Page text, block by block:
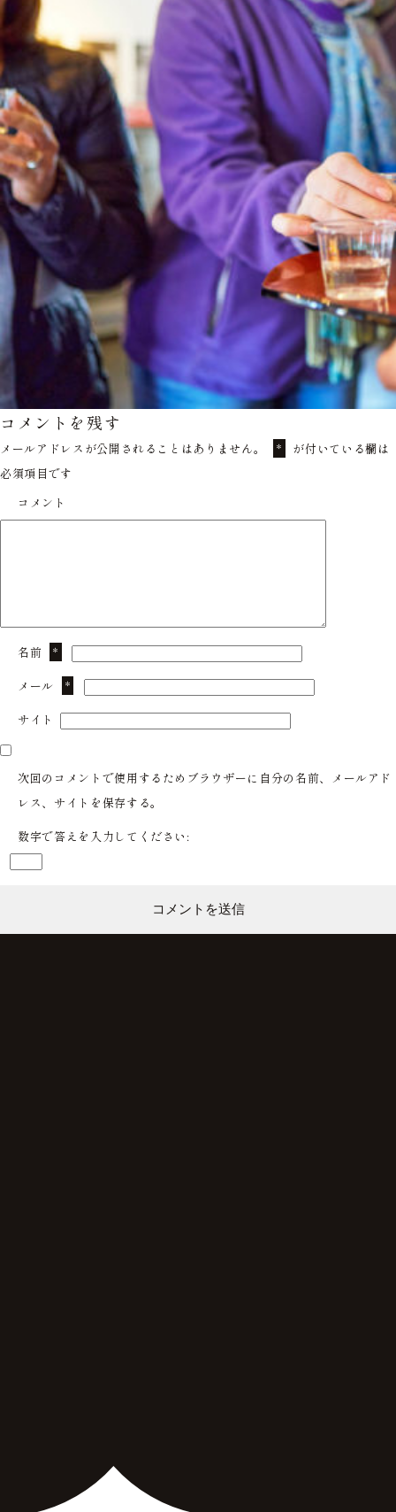
コメントを残す
メールアドレスが公開されることはありません。 *
が付いている欄は
必須項目です
コメント
名前 *
メール *
サイト
次回のコメントで使用するためブラウザーに自分の名前、メールアド
レス、サイトを保存する。
数字で答えを入力してください: